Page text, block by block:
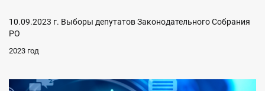
10.09.2023 г. Выборы депутатов Законодательного Собрания
РО
2023 год